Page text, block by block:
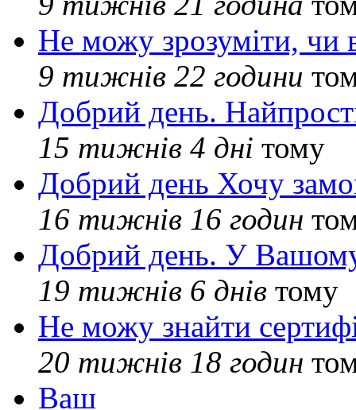
Не можу зрозуміти, чи
9 тижнів 22 години
Добрий день.
15 тижнів 4 дні тому
Добрий день Хочу
16 тижнів 16 годин
Добрий день. У Вашому
19 тижнів 6 днів тому
Не можу знайти
20 тижнів 18 годин
Ваш